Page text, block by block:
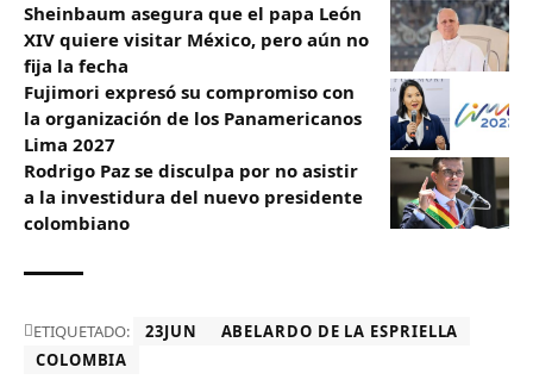
Sheinbaum asegura que el papa León
XIV quiere visitar México, pero aún no
fija la fecha
Fujimori expresó su compromiso con
la organización de los Panamericanos
Lima 2027
Rodrigo Paz se disculpa por no asistir
a la investidura del nuevo presidente
colombiano
ETIQUETADO: 23JUN
ABELARDO DE LA ESPRIELLA
COLOMBIA